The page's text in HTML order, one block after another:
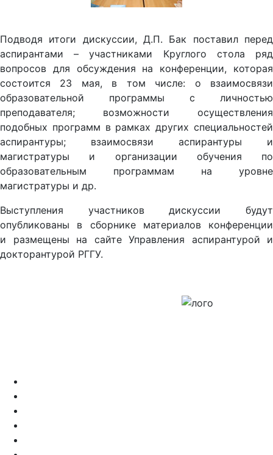
Подводя итоги дискуссии, Д.П. Бак поставил перед
аспирантами – участниками Круглого стола ряд
вопросов для обсуждения на конференции, которая
состоится 23 мая, в том числе: о взаимосвязи
образовательной программы с личностью
преподавателя; возможности осуществления
подобных программ в рамках других специальностей
аспирантуры; взаимосвязи аспирантуры и
магистратуры и организации обучения по
образовательным программам на уровне
магистратуры и др.
Выступления участников дискуссии будут
опубликованы в сборнике материалов конференции
и размещены на сайте Управления аспирантурой и
докторантурой РГГУ.